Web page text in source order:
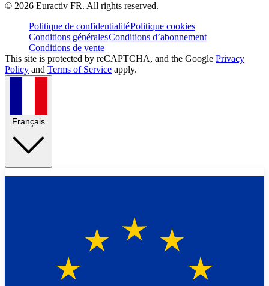
© 2026 Euractiv FR. All rights reserved.
Politique de confidentialitéPolitique cookies
Conditions généralesConditions d’abonnement
Conditions de vente
This site is protected by reCAPTCHA, and the Google Privacy
Policy and Terms of Service apply.
Français